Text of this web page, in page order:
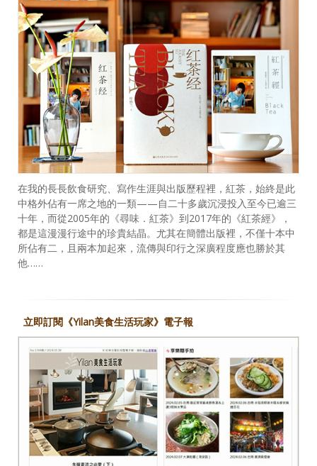
在我的長長飲食研究、寫作生涯與出版歷程裡，紅茶，始終是此
中格外佔有一席之地的一類——自二十多歲沉浸投入至今已逾三
十年，而從2005年的《尋味．紅茶》到2017年的《紅茶經》，
都是這漫漫行途中的珍貴結晶。尤其在簡體出版裡，不僅十本中
所佔有二，且兩本加起來，流傳與印行之深廣程度應也勝於其
他……
立即訂閱《Yilan美食生活玩家》電子報